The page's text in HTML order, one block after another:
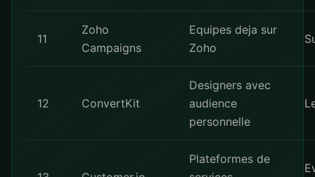
11
Zoho
Campaigns
Equipes deja sur
Zoho
12 ConvertKit
Designers avec
audience
personnelle
Plateformes de